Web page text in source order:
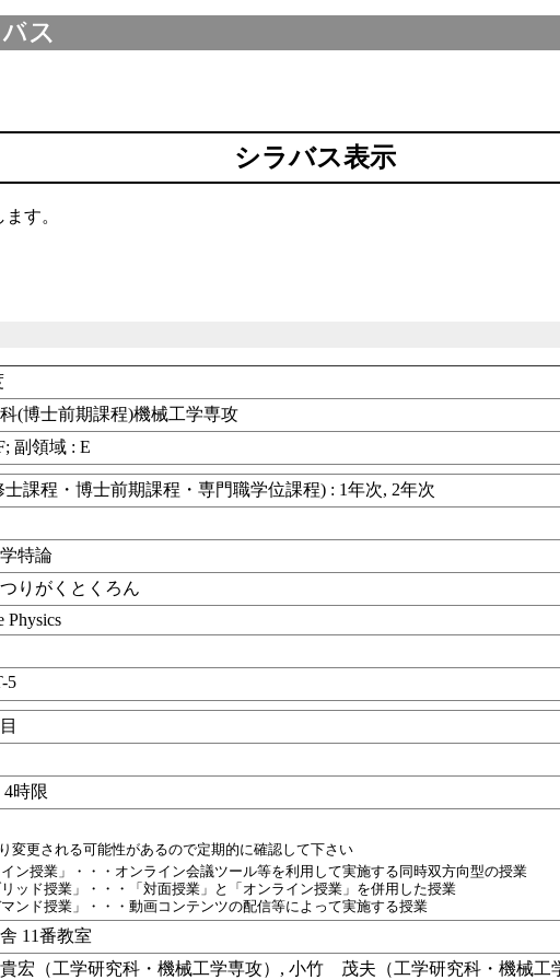
シラバス表示
す。
(博士前期課程)機械工学専攻
副領域 : E
士課程・博士前期課程・専門職学位課程) : 1年次, 2年次
特論
りがくとくろん
Physics
5
科目
4時限
変更される可能性があるので定期的に確認して下さい
イン授業」・・・オンライン会議ツール等を利用して実施する同時双方向型の授業
リッド授業」・・・「対面授業」と「オンライン授業」を併用した授業
マンド授業」・・・動画コンテンツの配信等によって実施する授業
11番教室
宏（工学研究科・機械工学専攻）, 小竹 茂夫（工学研究科・機械工